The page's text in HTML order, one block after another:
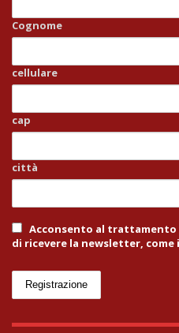
Cognome
cellulare
cap
città
Acconsento al trattamento
di ricevere la newsletter, come